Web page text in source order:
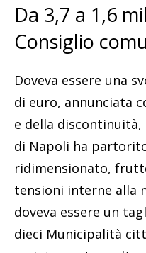
Da 3,7 a 1,6
Consiglio
Doveva essere una
di euro, annunciata
e della discontinuità,
di Napoli ha
ridimensionato,
tensioni interne alla
doveva essere un
dieci Municipalità